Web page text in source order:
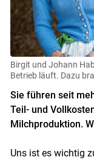
Birgit und Johann
Betrieb läuft. Dazu
Sie führen seit
Teil- und
Milchproduktion.
Uns ist es wichtig